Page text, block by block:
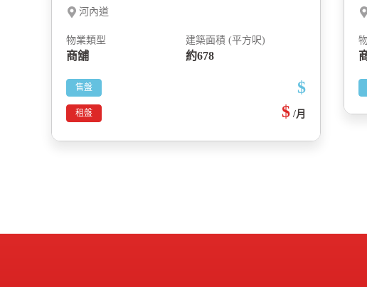
河內道
物業類型
商舖
建築面積 (平方呎)
約678
售盤 $
租盤 $/月